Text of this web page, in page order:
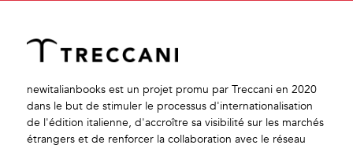
newitalianbooks est un projet promu par Treccani en 2020
dans le but de stimuler le processus d'internationalisation
de l'édition italienne, d'accroître sa visibilité sur les marchés
étrangers et de renforcer la collaboration avec le réseau